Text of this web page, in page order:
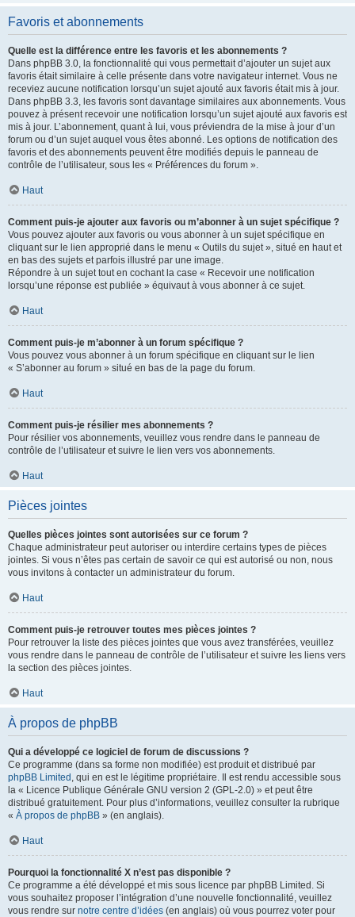
Favoris et abonnements
Quelle est la différence entre les favoris et les abonnements ?
Dans phpBB 3.0, la fonctionnalité qui vous permettait d’ajouter un sujet aux
favoris était similaire à celle présente dans votre navigateur internet. Vous ne
receviez aucune notification lorsqu’un sujet ajouté aux favoris était mis à jour.
Dans phpBB 3.3, les favoris sont davantage similaires aux abonnements. Vous
pouvez à présent recevoir une notification lorsqu’un sujet ajouté aux favoris est
mis à jour. L’abonnement, quant à lui, vous préviendra de la mise à jour d’un
forum ou d’un sujet auquel vous êtes abonné. Les options de notification des
favoris et des abonnements peuvent être modifiés depuis le panneau de
contrôle de l’utilisateur, sous les « Préférences du forum ».
Haut
Comment puis-je ajouter aux favoris ou m’abonner à un sujet spécifique ?
Vous pouvez ajouter aux favoris ou vous abonner à un sujet spécifique en
cliquant sur le lien approprié dans le menu « Outils du sujet », situé en haut et
en bas des sujets et parfois illustré par une image.
Répondre à un sujet tout en cochant la case « Recevoir une notification
lorsqu’une réponse est publiée » équivaut à vous abonner à ce sujet.
Haut
Comment puis-je m’abonner à un forum spécifique ?
Vous pouvez vous abonner à un forum spécifique en cliquant sur le lien
« S’abonner au forum » situé en bas de la page du forum.
Haut
Comment puis-je résilier mes abonnements ?
Pour résilier vos abonnements, veuillez vous rendre dans le panneau de
contrôle de l’utilisateur et suivre le lien vers vos abonnements.
Haut
Pièces jointes
Quelles pièces jointes sont autorisées sur ce forum ?
Chaque administrateur peut autoriser ou interdire certains types de pièces
jointes. Si vous n’êtes pas certain de savoir ce qui est autorisé ou non, nous
vous invitons à contacter un administrateur du forum.
Haut
Comment puis-je retrouver toutes mes pièces jointes ?
Pour retrouver la liste des pièces jointes que vous avez transférées, veuillez
vous rendre dans le panneau de contrôle de l’utilisateur et suivre les liens vers
la section des pièces jointes.
Haut
À propos de phpBB
Qui a développé ce logiciel de forum de discussions ?
Ce programme (dans sa forme non modifiée) est produit et distribué par
phpBB Limited , qui en est le légitime propriétaire. Il est rendu accessible sous
la « Licence Publique Générale GNU version 2 (GPL-2.0) » et peut être
distribué gratuitement. Pour plus d’informations, veuillez consulter la rubrique
« À propos de phpBB » (en anglais).
Haut
Pourquoi la fonctionnalité X n’est pas disponible ?
Ce programme a été développé et mis sous licence par phpBB Limited. Si
vous souhaitez proposer l’intégration d’une nouvelle fonctionnalité, veuillez
vous rendre sur notre centre d’idées (en anglais) où vous pourrez voter pour